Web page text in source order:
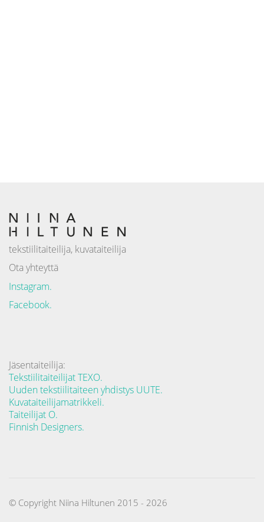
tekstiilitaiteilija, kuvataiteilija
Ota yhteyttä
Instagram.
Facebook.
Jäsentaiteilija:
Tekstiilitaiteilijat TEXO.
Uuden tekstiilitaiteen yhdistys UUTE.
Kuvataiteilijamatrikkeli.
Taiteilijat O.
Finnish Designers.
© Copyright Niina Hiltunen 2015 - 2026